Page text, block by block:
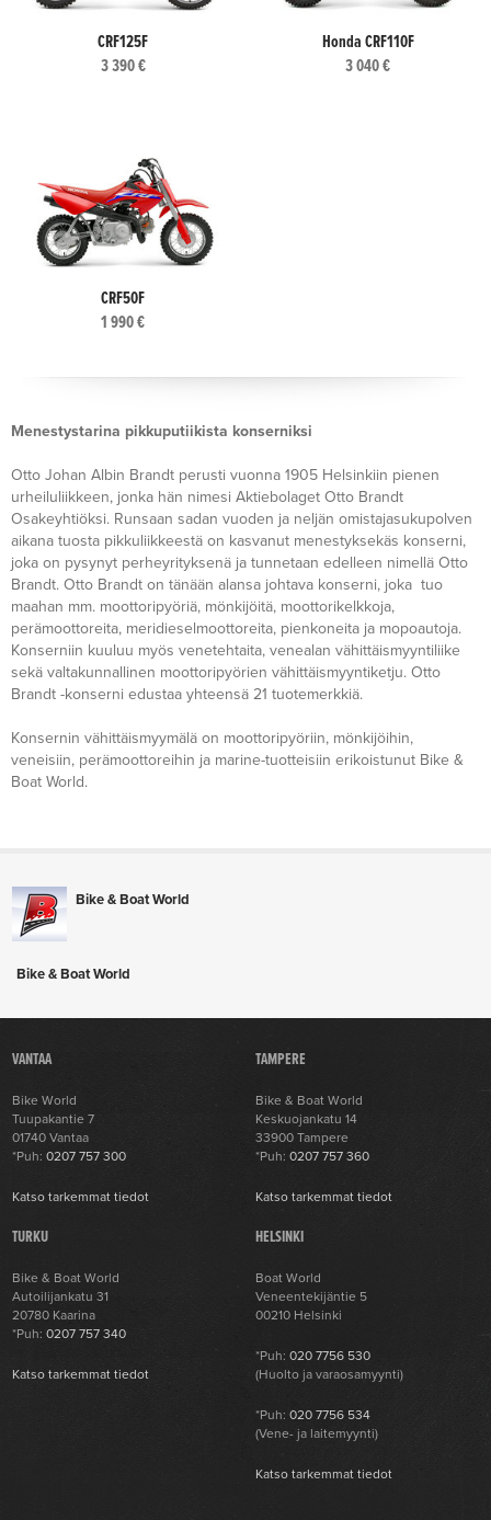
CRF125F
3 390 €
Honda CRF110F
3 040 €
CRF50F
1 990 €
Menestystarina pikkuputiikista konserniksi
Otto Johan Albin Brandt perusti vuonna 1905 Helsinkiin pienen
urheiluliikkeen, jonka hän nimesi Aktiebolaget Otto Brandt
Osakeyhtiöksi. Runsaan sadan vuoden ja neljän omistajasukupolven
aikana tuosta pikkuliikkeestä on kasvanut menestyksekäs konserni,
joka on pysynyt perheyrityksenä ja tunnetaan edelleen nimellä Otto
Brandt. Otto Brandt on tänään alansa johtava konserni, joka tuo
maahan mm. moottoripyöriä, mönkijöitä, moottorikelkkoja,
perämoottoreita, meridieselmoottoreita, pienkoneita ja mopoautoja.
Konserniin kuuluu myös venetehtaita, venealan vähittäismyyntiliike
sekä valtakunnallinen moottoripyörien vähittäismyyntiketju. Otto
Brandt -konserni edustaa yhteensä 21 tuotemerkkiä.
Konsernin vähittäismyymälä on moottoripyöriin, mönkijöihin,
veneisiin, perämoottoreihin ja marine-tuotteisiin erikoistunut Bike &
Boat World.
Bike & Boat World
Bike & Boat World
VANTAA
Bike World
Tuupakantie 7
01740 Vantaa
*Puh:0207 757 300
Katso tarkemmat tiedot
TAMPERE
Bike & Boat World
Keskuojankatu 14
33900 Tampere
*Puh:0207 757 360
Katso tarkemmat tiedot
TURKU
Bike & Boat World
Autoilijankatu 31
20780 Kaarina
*Puh:0207 757 340
Katso tarkemmat tiedot
HELSINKI
Boat World
Veneentekijäntie 5
00210 Helsinki
*Puh:020 7756 530
(Huolto ja varaosamyynti)
*Puh:020 7756 534
(Vene- ja laitemyynti)
Katso tarkemmat tiedot